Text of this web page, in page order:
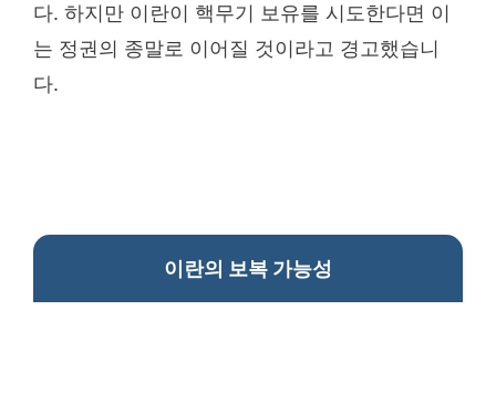
다. 하지만 이란이 핵무기 보유를 시도한다면 이
는 정권의 종말로 이어질 것이라고 경고했습니
다.
이란의 보복 가능성